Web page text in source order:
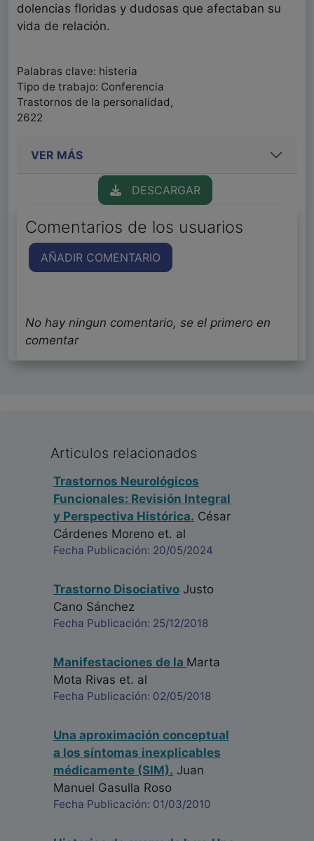
dolencias floridas y dudosas que afectaban su
vida de relación.
Palabras clave: histeria
Tipo de trabajo: Conferencia
Trastornos de la personalidad,
2622
VER MÁS
DESCARGAR
Comentarios de los usuarios
AÑADIR COMENTARIO
No hay ningun comentario, se el primero en
comentar
Articulos relacionados
Trastornos Neurológicos
Funcionales: Revisión Integral
y Perspectiva Histórica. César
Cárdenes Moreno et. al
Fecha Publicación: 20/05/2024
Trastorno Disociativo Justo
Cano Sánchez
Fecha Publicación: 25/12/2018
Manifestaciones de la Marta
Mota Rivas et. al
Fecha Publicación: 02/05/2018
Una aproximación conceptual
a los síntomas inexplicables
médicamente (SIM). Juan
Manuel Gasulla Roso
Fecha Publicación: 01/03/2010